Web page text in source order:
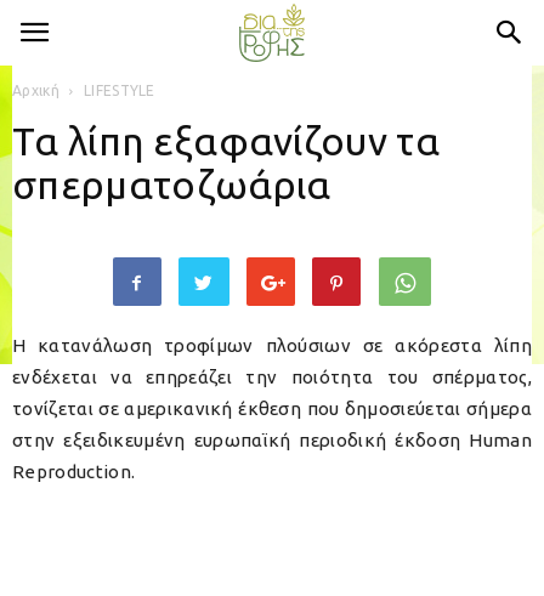
Αρχική LIFESTYLE
Τα λίπη εξαφανίζουν τα
σπερματοζωάρια
Η κατανάλωση τροφίμων πλούσιων σε ακόρεστα λίπη
ενδέχεται να επηρεάζει την ποιότητα του σπέρματος,
τονίζεται σε αμερικανική έκθεση που δημοσιεύεται σήμερα
στην εξειδικευμένη ευρωπαϊκή περιοδική έκδοση Human
Reproduction.